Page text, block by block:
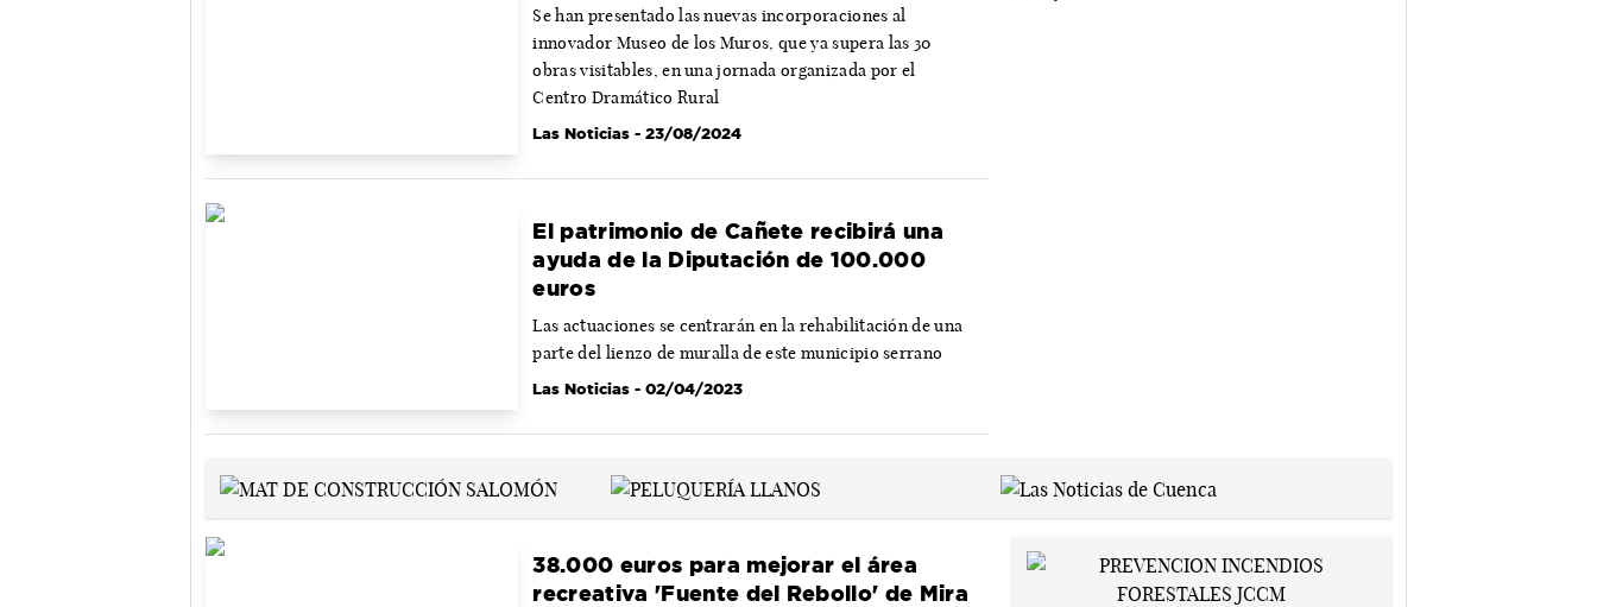
Se han presentado las nuevas incorporaciones al
innovador Museo de los Muros, que ya supera las 30
obras visitables, en una jornada organizada por el
Centro Dramático Rural
Las Noticias - 23/08/2024
El patrimonio de Cañete recibirá una
ayuda de la Diputación de 100.000
euros
Las actuaciones se centrarán en la rehabilitación de una
parte del lienzo de muralla de este municipio serrano
Las Noticias - 02/04/2023
38.000 euros para mejorar el área
recreativa 'Fuente del Rebollo' de Mira